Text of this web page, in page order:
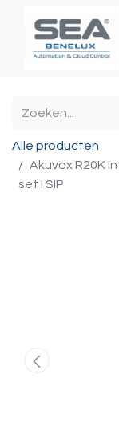
Alle producten
Akuvox R20K
set I SIP